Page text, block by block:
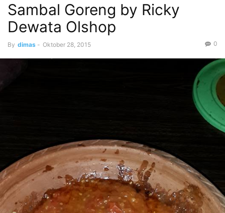
Sambal Goreng by Ricky
Dewata Olshop
By dimas - Oktober 28, 2015 0